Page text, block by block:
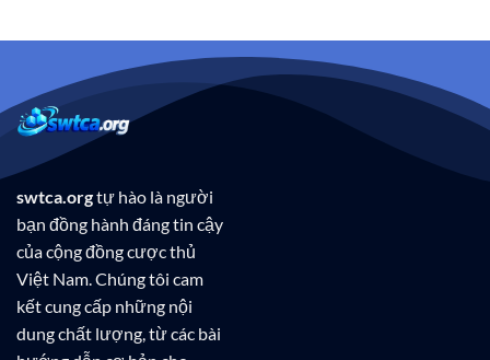
swtca.orgtự hào là người
bạn đồng hành đáng tin cậy
của cộng đồng cược thủ
Việt Nam. Chúng tôi cam
kết cung cấp những nội
dung chất lượng, từ các bài